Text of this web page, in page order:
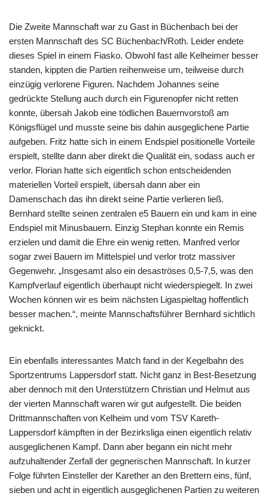
Die Zweite Mannschaft war zu Gast in Büchenbach bei der
ersten Mannschaft des SC Büchenbach/Roth. Leider endete
dieses Spiel in einem Fiasko. Obwohl fast alle Kelheimer besser
standen, kippten die Partien reihenweise um, teilweise durch
einzügig verlorene Figuren. Nachdem Johannes seine
gedrückte Stellung auch durch ein Figurenopfer nicht retten
konnte, übersah Jakob eine tödlichen Bauernvorstoß am
Königsflügel und musste seine bis dahin ausgeglichene Partie
aufgeben. Fritz hatte sich in einem Endspiel positionelle Vorteile
erspielt, stellte dann aber direkt die Qualität ein, sodass auch er
verlor. Florian hatte sich eigentlich schon entscheidenden
materiellen Vorteil erspielt, übersah dann aber ein
Damenschach das ihn direkt seine Partie verlieren ließ.
Bernhard stellte seinen zentralen e5 Bauern ein und kam in eine
Endspiel mit Minusbauern. Einzig Stephan konnte ein Remis
erzielen und damit die Ehre ein wenig retten. Manfred verlor
sogar zwei Bauern im Mittelspiel und verlor trotz massiver
Gegenwehr. „Insgesamt also ein desaströses 0,5-7,5, was den
Kampfverlauf eigentlich überhaupt nicht wiederspiegelt. In zwei
Wochen können wir es beim nächsten Ligaspieltag hoffentlich
besser machen.“, meinte Mannschaftsführer Bernhard sichtlich
geknickt.
Ein ebenfalls interessantes Match fand in der Kegelbahn des
Sportzentrums Lappersdorf statt. Nicht ganz in Best-Besetzung
aber dennoch mit den Unterstützern Christian und Helmut aus
der vierten Mannschaft waren wir gut aufgestellt. Die beiden
Drittmannschaften von Kelheim und vom TSV Kareth-
Lappersdorf kämpften in der Bezirksliga einen eigentlich relativ
ausgeglichenen Kampf. Dann aber begann ein nicht mehr
aufzuhaltender Zerfall der gegnerischen Mannschaft. In kurzer
Folge führten Einsteller der Karether an den Brettern eins, fünf,
sieben und acht in eigentlich ausgeglichenen Partien zu weiteren